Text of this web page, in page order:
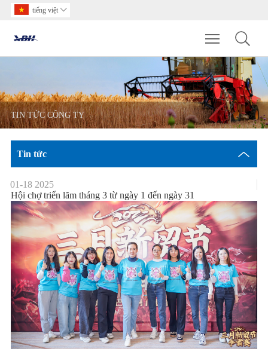
tiếng việt 
Toggle
TIN TỨC CÔNG TY
Tin tức
01-18 2025
​Hội chợ triển lãm tháng 3 từ ngày 1 đến ngày 31